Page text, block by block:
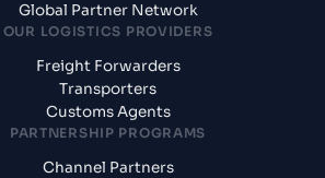
Global Partner Network
OUR LOGISTICS PROVIDERS
Freight Forwarders
Transporters
Customs Agents
PARTNERSHIP PROGRAMS
Channel Partners